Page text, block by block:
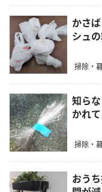
かさ
シュ
掃除・
知ら
かれ
掃除・
おう